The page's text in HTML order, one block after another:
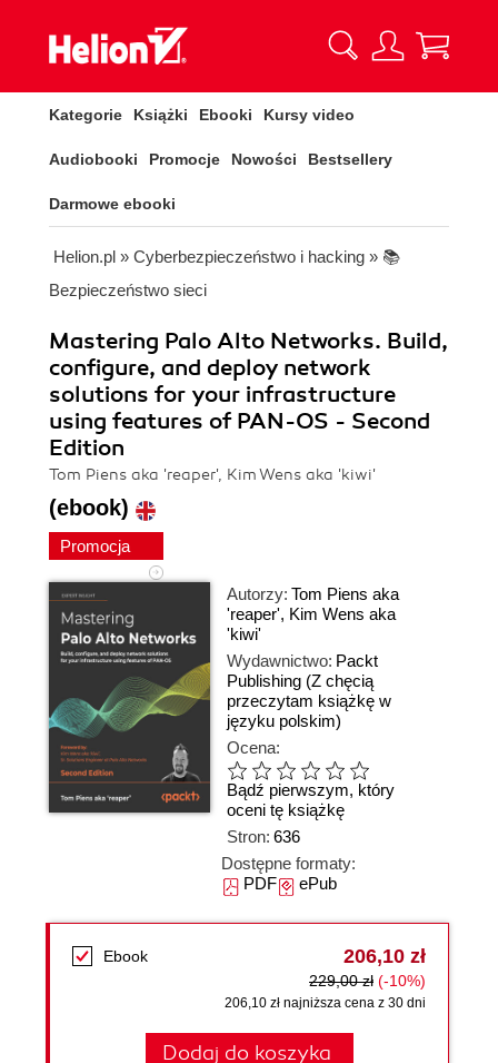
Kategorie Książki Ebooki Kursy video
Audiobooki Promocje Nowości Bestsellery
Darmowe ebooki
Helion.pl » Cyberbezpieczeństwo i hacking » 📚
Bezpieczeństwo sieci
Mastering Palo Alto Networks. Build,
configure, and deploy network
solutions for your infrastructure
using features of PAN-OS - Second
Edition
Tom Piens aka 'reaper', Kim Wens aka 'kiwi'
(ebook)
Promocja
Autorzy: Tom Piens aka
'reaper', Kim Wens aka
'kiwi'
Wydawnictwo: Packt
Publishing (Z chęcią
przeczytam książkę w
języku polskim)
Ocena:
Bądź pierwszym, który
oceni tę książkę
Stron: 636
Dostępne formaty:
PDFePub
Ebook 206,10 zł
229,00 zł (-10%)
206,10 zł najniższa cena z 30 dni
Dodaj do koszyka